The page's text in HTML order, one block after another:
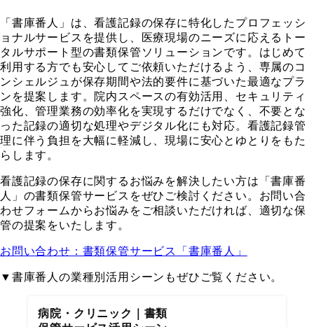
「書庫番人」は、看護記録の保存に特化したプロフェッシ
ョナルサービスを提供し、医療現場のニーズに応えるトー
タルサポート型の書類保管ソリューションです。はじめて
利用する方でも安心してご依頼いただけるよう、専属のコ
ンシェルジュが保存期間や法的要件に基づいた最適なプラ
ンを提案します。院内スペースの有効活用、セキュリティ
強化、管理業務の効率化を実現するだけでなく、不要とな
った記録の適切な処理やデジタル化にも対応。看護記録管
理に伴う負担を大幅に軽減し、現場に安心とゆとりをもた
らします。
看護記録の保存に関するお悩みを解決したい方は「書庫番
人」の書類保管サービスをぜひご検討ください。お問い合
わせフォームからお悩みをご相談いただければ、適切な保
管の提案をいたします。
お問い合わせ：書類保管サービス「書庫番人」
▼書庫番人の業種別活用シーンもぜひご覧ください。
病院・クリニック｜書類